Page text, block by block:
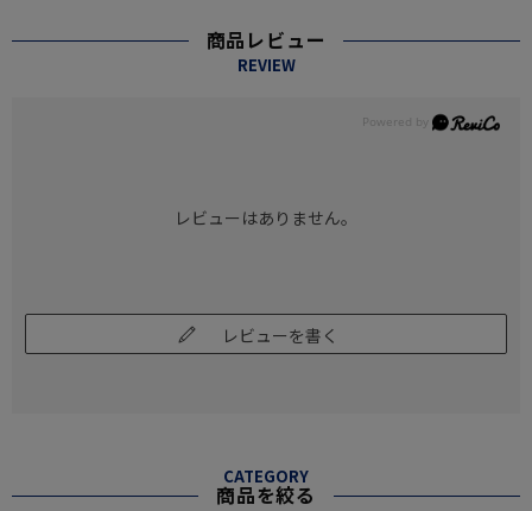
商品レビュー
REVIEW
レビューはありません。
レビューを書く
CATEGORY
商品を絞る